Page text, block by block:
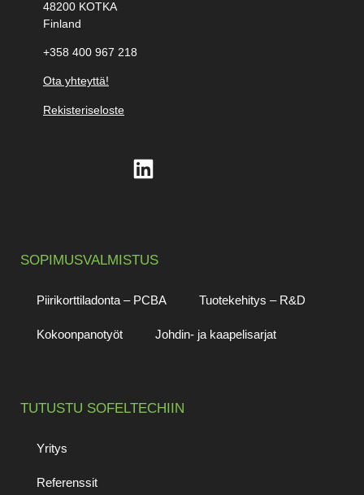
48200 KOTKA
Finland
+358 400 967 218
Ota yhteyttä!
Rekisteriseloste
SOPIMUSVALMISTUS
Piirikorttiladonta – PCBA Tuotekehitys – R&D
Kokoonpanotyöt Johdin- ja kaapelisarjat
TUTUSTU SOFELTECHIIN
Yritys
Referenssit